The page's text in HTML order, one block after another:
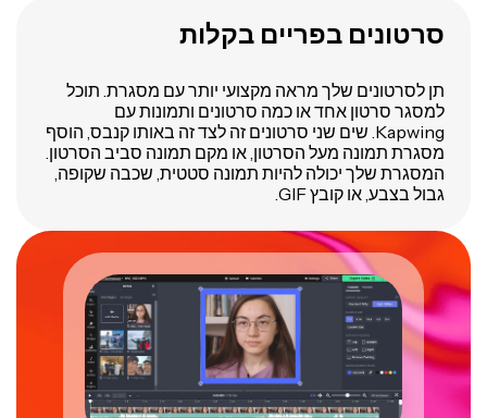
סרטונים בפריים בקלות
תן לסרטונים שלך מראה מקצועי יותר עם מסגרת. תוכל
למסגר סרטון אחד או כמה סרטונים ותמונות עם
Kapwing. שים שני סרטונים זה לצד זה באותו קנבס, הוסף
מסגרת תמונה מעל הסרטון, או מקם תמונה סביב הסרטון.
המסגרת שלך יכולה להיות תמונה סטטית, שכבה שקופה,
גבול בצבע, או קובץ GIF.